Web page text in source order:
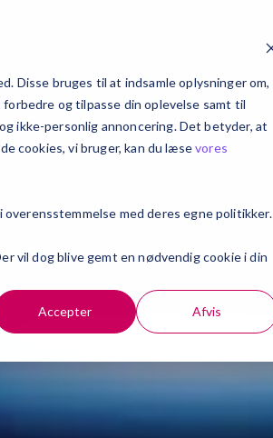
Disse bruges til at indsamle oplysninger om,
og tilpasse din oplevelse samt til
ikke-personlig annoncering. Det betyder, at
cookies, vi bruger, kan du læsevores
med deres egne politikker.
vil dog blive gemt en nødvendig cookie i din
Accepter Afvis